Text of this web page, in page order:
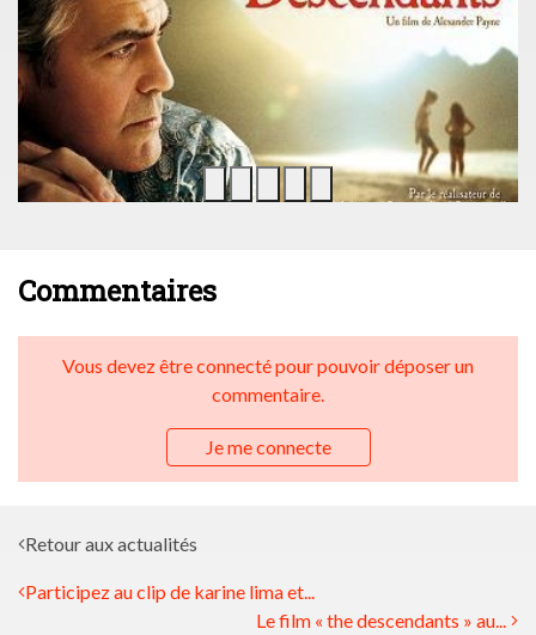
Commentaires
Vous devez être connecté pour pouvoir déposer un
commentaire.
Je me connecte
Retour aux actualités
Participez au clip de karine lima et...
Le film « the descendants » au...